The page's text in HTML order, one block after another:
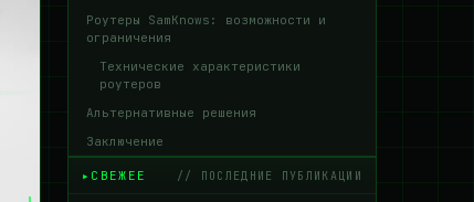
Роутеры SamKnows: возможности и
ограничения
Технические характеристики
роутеров
Альтернативные решения
Заключение
СВЕЖЕЕ // ПОСЛЕДНИЕ ПУБЛИКАЦИИ